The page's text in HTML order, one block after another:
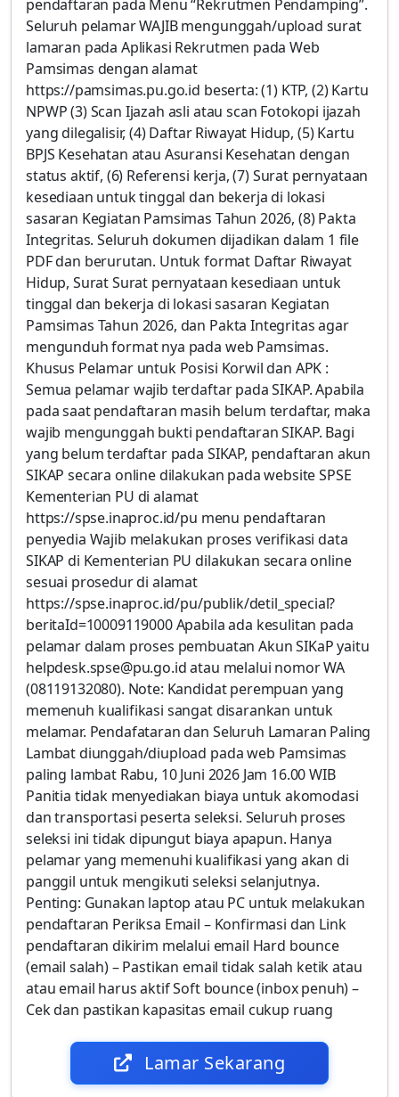
pendaftaran pada Menu “Rekrutmen Pendamping”.
Seluruh pelamar WAJIB mengunggah/upload surat
lamaran pada Aplikasi Rekrutmen pada Web
Pamsimas dengan alamat
https://pamsimas.pu.go.id beserta: (1) KTP, (2) Kartu
NPWP (3) Scan Ijazah asli atau scan Fotokopi ijazah
yang dilegalisir, (4) Daftar Riwayat Hidup, (5) Kartu
BPJS Kesehatan atau Asuransi Kesehatan dengan
status aktif, (6) Referensi kerja, (7) Surat pernyataan
kesediaan untuk tinggal dan bekerja di lokasi
sasaran Kegiatan Pamsimas Tahun 2026, (8) Pakta
Integritas. Seluruh dokumen dijadikan dalam 1 file
PDF dan berurutan. Untuk format Daftar Riwayat
Hidup, Surat Surat pernyataan kesediaan untuk
tinggal dan bekerja di lokasi sasaran Kegiatan
Pamsimas Tahun 2026, dan Pakta Integritas agar
mengunduh format nya pada web Pamsimas.
Khusus Pelamar untuk Posisi Korwil dan APK :
Semua pelamar wajib terdaftar pada SIKAP. Apabila
pada saat pendaftaran masih belum terdaftar, maka
wajib mengunggah bukti pendaftaran SIKAP. Bagi
yang belum terdaftar pada SIKAP, pendaftaran akun
SIKAP secara online dilakukan pada website SPSE
Kementerian PU di alamat
https://spse.inaproc.id/pu menu pendaftaran
penyedia Wajib melakukan proses verifikasi data
SIKAP di Kementerian PU dilakukan secara online
sesuai prosedur di alamat
https://spse.inaproc.id/pu/publik/detil_special?
beritaId=10009119000 Apabila ada kesulitan pada
pelamar dalam proses pembuatan Akun SIKaP yaitu
helpdesk.spse@pu.go.id atau melalui nomor WA
(08119132080). Note: Kandidat perempuan yang
memenuh kualifikasi sangat disarankan untuk
melamar. Pendafataran dan Seluruh Lamaran Paling
Lambat diunggah/diupload pada web Pamsimas
paling lambat Rabu, 10 Juni 2026 Jam 16.00 WIB
Panitia tidak menyediakan biaya untuk akomodasi
dan transportasi peserta seleksi. Seluruh proses
seleksi ini tidak dipungut biaya apapun. Hanya
pelamar yang memenuhi kualifikasi yang akan di
panggil untuk mengikuti seleksi selanjutnya.
Penting: Gunakan laptop atau PC untuk melakukan
pendaftaran Periksa Email – Konfirmasi dan Link
pendaftaran dikirim melalui email Hard bounce
(email salah) – Pastikan email tidak salah ketik atau
atau email harus aktif Soft bounce (inbox penuh) –
Cek dan pastikan kapasitas email cukup ruang
Lamar Sekarang